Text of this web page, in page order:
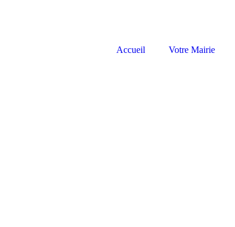
Accueil Votre Mairie